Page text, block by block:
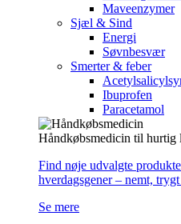
Maveenzymer
Sjæl & Sind
Energi
Søvnbesvær
Smerter & feber
Ibuprofen
Paracetamol
Håndkøbsmedicin til
Find nøje udvalgte
hverdagsgener – nemt,
Se mere